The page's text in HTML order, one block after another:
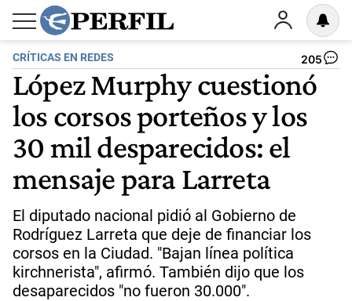
CRÍTICAS EN REDES 205
López Murphy cuestionó
los corsos porteños y los
30 mil desparecidos: el
mensaje para Larreta
El diputado nacional pidió al Gobierno de
Rodríguez Larreta que deje de financiar los
corsos en la Ciudad. "Bajan línea política
kirchnerista", afirmó. También dijo que los
desaparecidos "no fueron 30.000".